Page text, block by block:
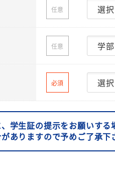
任意
任意
必須
学生証の提示をお願いす
ありますので予めご了承下